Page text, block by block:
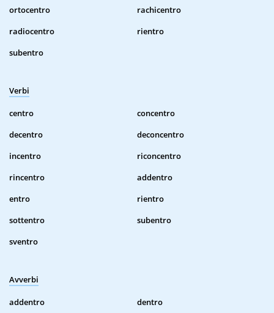
ortocentro
rachicentro
radiocentro
rientro
subentro
Verbi
centro
concentro
decentro
deconcentro
incentro
riconcentro
rincentro
addentro
entro
rientro
sottentro
subentro
sventro
Avverbi
addentro
dentro